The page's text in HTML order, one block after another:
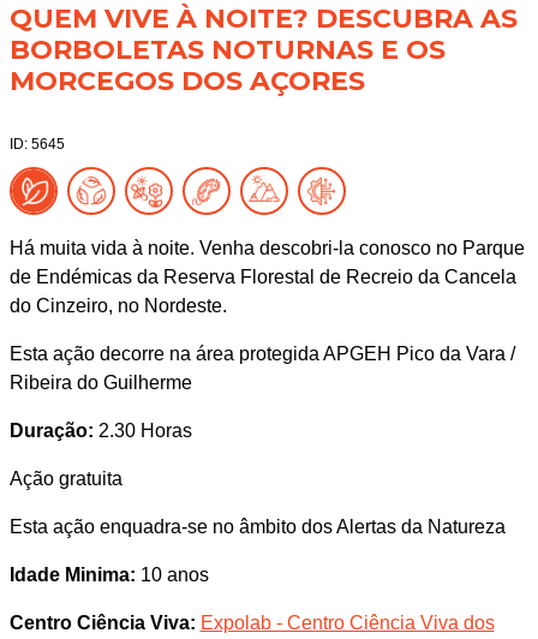
QUEM VIVE À NOITE? DESCUBRA AS
BORBOLETAS NOTURNAS E OS
MORCEGOS DOS AÇORES
ID: 5645
Há muita vida à noite. Venha descobri-la conosco no Parque
de Endémicas da Reserva Florestal de Recreio da Cancela
do Cinzeiro, no Nordeste.
Esta ação decorre na área protegida APGEH Pico da Vara /
Ribeira do Guilherme
Duração: 2.30 Horas
Ação gratuita
Esta ação enquadra-se no âmbito dos Alertas da Natureza
Idade Minima: 10 anos
Centro Ciência Viva: Expolab - Centro Ciência Viva dos